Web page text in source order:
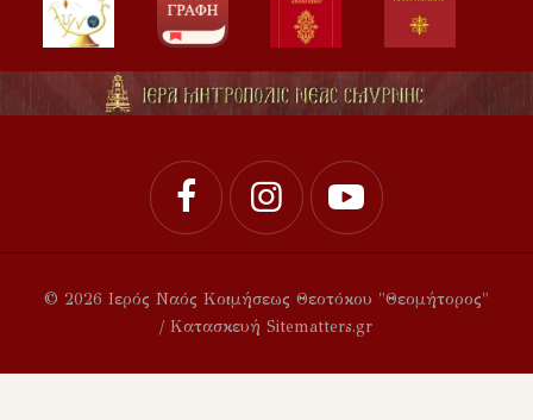
© 2026 Ιερός Ναός Κοιμήσεως Θεοτόκου "Θεομήτορος"
/ Κατασκευή Sitematters.gr